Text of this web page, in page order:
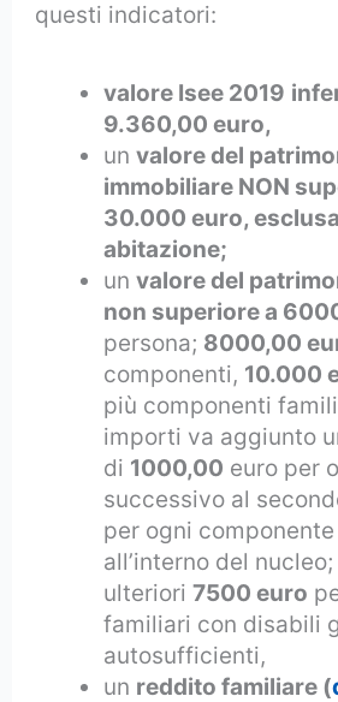
questi indicatori:
valore Isee 2019
9.360,00 euro,
unvalore del
immobiliare NON
30.000 euro,
abitazione;
unvalore del
non superiore a
persona; 8000,00
componenti, 10.000
più componenti
importi va aggiunto
di 1000,00 euro per
successivo al
per ogni
all’interno del
ulteriori7500 euro
familiari con disabili
autosufficienti,
un reddito familiare (